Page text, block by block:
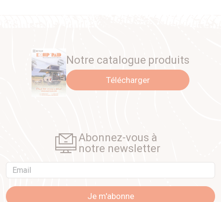
Notre catalogue produits
Télécharger
Abonnez-vous à
notre newsletter
Email
Je m'abonne